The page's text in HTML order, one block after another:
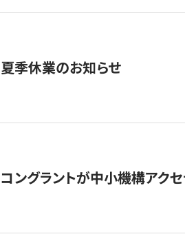
夏季休業のお知らせ
コングラントが中小機構アク